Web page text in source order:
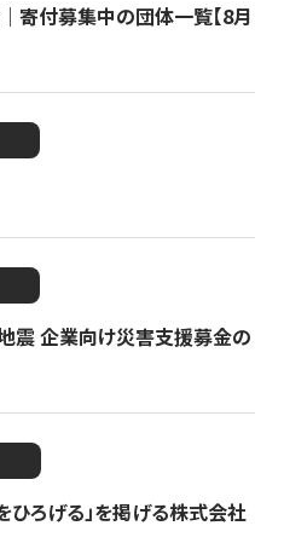
寄付募集中の団体一覧【8月
震 企業向け災害支援募金の
ひろげる」を掲げる株式会社